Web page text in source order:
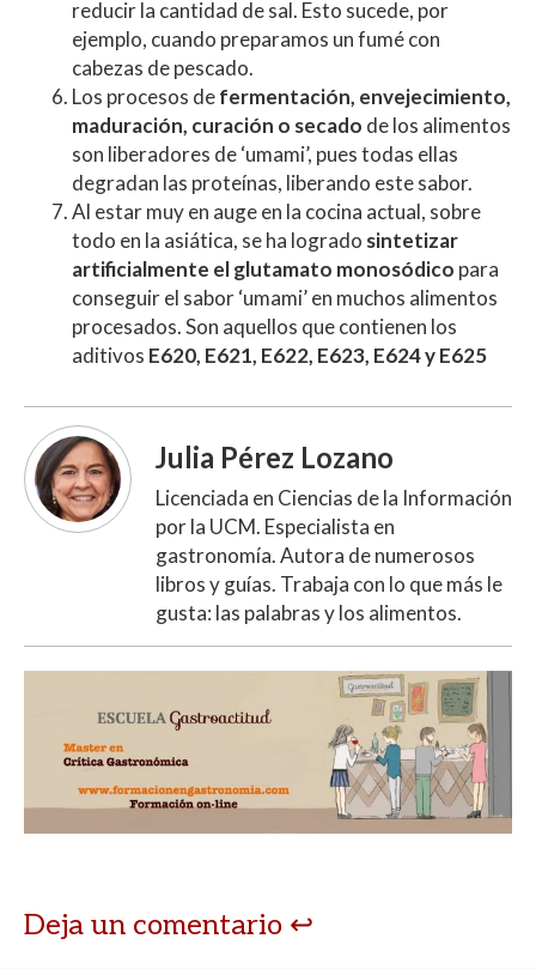
reducir la cantidad de sal. Esto sucede, por
ejemplo, cuando preparamos un fumé con
cabezas de pescado.
Los procesos defermentación, envejecimiento,
maduración, curación o secado de los alimentos
son liberadores de ‘umami’, pues todas ellas
degradan las proteínas, liberando este sabor.
Al estar muy en auge en la cocina actual, sobre
todo en la asiática, se ha logrado sintetizar
artificialmente el glutamato monosódico para
conseguir el sabor ‘umami’ en muchos alimentos
procesados. Son aquellos que contienen los
aditivos E620, E621, E622, E623, E624 y E625
Julia Pérez Lozano
Licenciada en Ciencias de la Información
por la UCM. Especialista en
gastronomía. Autora de numerosos
libros y guías. Trabaja con lo que más le
gusta: las palabras y los alimentos.
Deja un comentario